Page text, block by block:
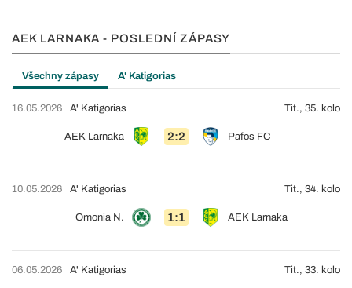
AEK LARNAKA - POSLEDNÍ ZÁPASY
Všechny zápasy A' Katigorias
16.05.2026
AEK Larnaka 2:2 Pafos FC
A' Katigorias Tit., 35. kolo
10.05.2026
Omonia N. 1:1 AEK Larnaka
A' Katigorias Tit., 34. kolo
06.05.2026 A' Katigorias Tit., 33. kolo